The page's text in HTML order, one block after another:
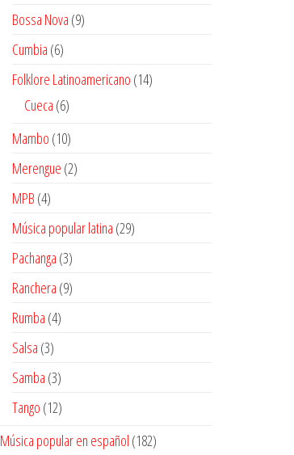
productos
Bossa Nova 99
Cumbia 66
productos
Folklore Latinoamericano 1414
Cueca 66
Mambo 1010
productos
Merengue 22
MPB 44
productos
Música popular latina 2929
Pachanga 33
productos
Ranchera 99
Rumba 44
Salsa 33
productos
Samba 33
productos
Tango 1212
Música popular en español 182182